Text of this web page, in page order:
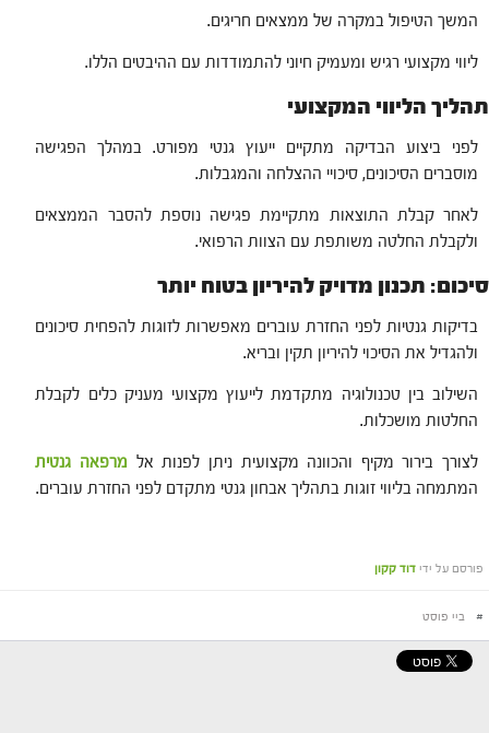
המשך הטיפול במקרה של ממצאים חריגים.
ליווי מקצועי רגיש ומעמיק חיוני להתמודדות עם ההיבטים הללו.
תהליך הליווי המקצועי
לפני ביצוע הבדיקה מתקיים ייעוץ גנטי מפורט. במהלך הפגישה
מוסברים הסיכונים, סיכויי ההצלחה והמגבלות.
לאחר קבלת התוצאות מתקיימת פגישה נוספת להסבר הממצאים
ולקבלת החלטה משותפת עם הצוות הרפואי.
סיכום: תכנון מדויק להיריון בטוח יותר
בדיקות גנטיות לפני החזרת עוברים מאפשרות לזוגות להפחית סיכונים
ולהגדיל את הסיכוי להיריון תקין ובריא.
השילוב בין טכנולוגיה מתקדמת לייעוץ מקצועי מעניק כלים לקבלת
החלטות מושכלות.
לצורך בירור מקיף והכוונה מקצועית ניתן לפנות אל מרפאה גנטית
המתמחה בליווי זוגות בתהליך אבחון גנטי מתקדם לפני החזרת עוברים.
פורסם על ידי דוד קקון
# ביי פוסט